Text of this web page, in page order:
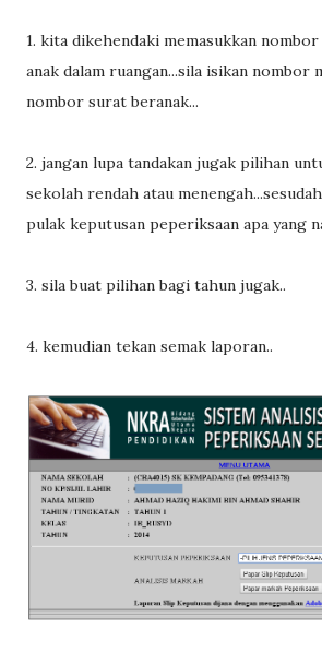
1. kita dikehendaki memasukkan
anak dalam ruangan...sila isikan nombor
nombor surat beranak...
2. jangan lupa tandakan jugak pilihan
sekolah rendah atau
pulak keputusan peperiksaan apa yang
3. sila buat pilihan bagi tahun jugak..
4. kemudian tekan semak laporan..